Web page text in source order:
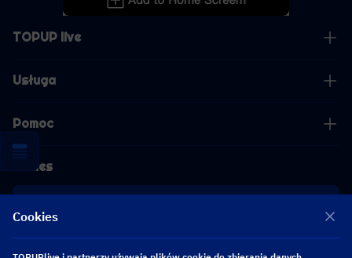
TOPUP live
Usługa
Pomoc
Biznes
[email protected]
Cookies